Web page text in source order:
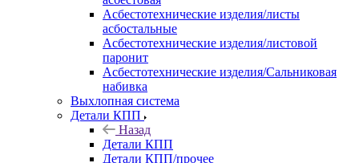
Асбестотехнические изделия/листы
асбостальные
Асбестотехнические изделия/листовой
паронит
Асбестотехнические изделия/Сальниковая
набивка
Выхлопная система
Детали КПП
Назад
Детали КПП
Детали КПП/прочее